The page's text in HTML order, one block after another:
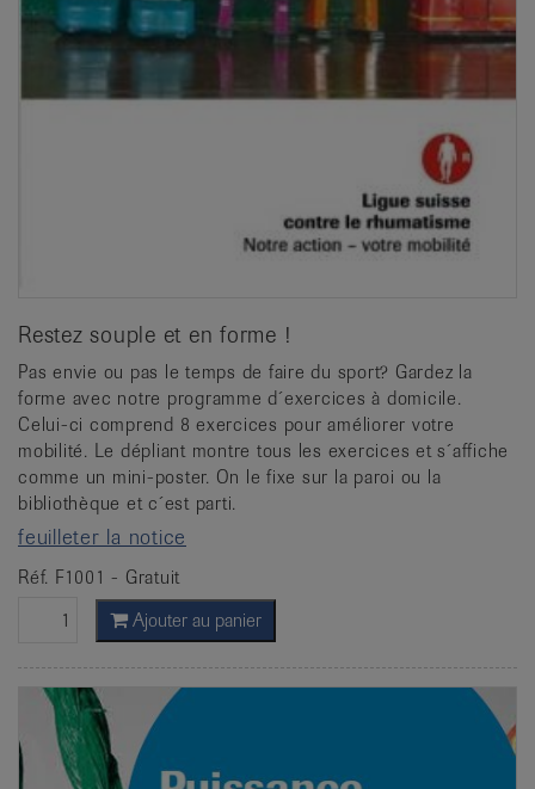
Restez souple et en forme !
Pas envie ou pas le temps de faire du sport? Gardez la
forme avec notre programme d´exercices à domicile.
Celui-ci comprend 8 exercices pour améliorer votre
mobilité. Le dépliant montre tous les exercices et s´affiche
comme un mini-poster. On le fixe sur la paroi ou la
bibliothèque et c´est parti.
feuilleter la notice
Réf. F1001 - Gratuit
Ajouter au panier